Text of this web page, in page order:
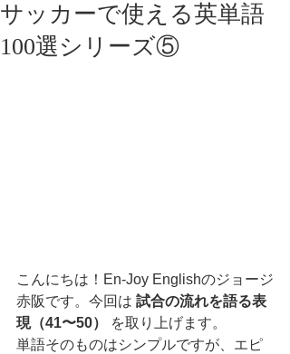
サッカーで使える英単語
100選シリーズ⑤
こんにちは！En-Joy Englishのジョージ
赤阪です。今回は 試合の流れを語る表
現（41〜50）
を取り上げます。
単語そのものはシンプルですが、エピ